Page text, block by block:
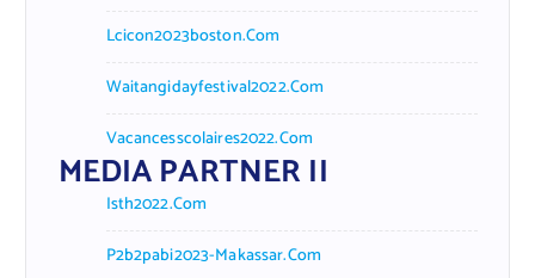
Lcicon2023boston.com
Waitangidayfestival2022.com
Vacancesscolaires2022.com
MEDIA PARTNER II
Isth2022.com
P2b2pabi2023-Makassar.com